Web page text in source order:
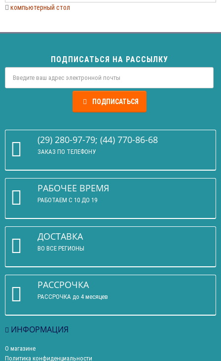
компьютерный стол
ПОДПИСАТЬСЯ НА РАССЫЛКУ
ПОДПИСАТЬСЯ
(29) 280-97-79; (44) 770-86-68
ЗАКАЗ ПО ТЕЛЕФОНУ
РАБОЧЕЕ ВРЕМЯ
РАБОТАЕМ С 10 ДО 19
ДОСТАВКА
ВО ВСЕ РЕГИОНЫ
РАССРОЧКА
РАССРОЧКА до 4 месяцев
ИНФОРМАЦИЯ
О магазине
Политика конфиденциальности